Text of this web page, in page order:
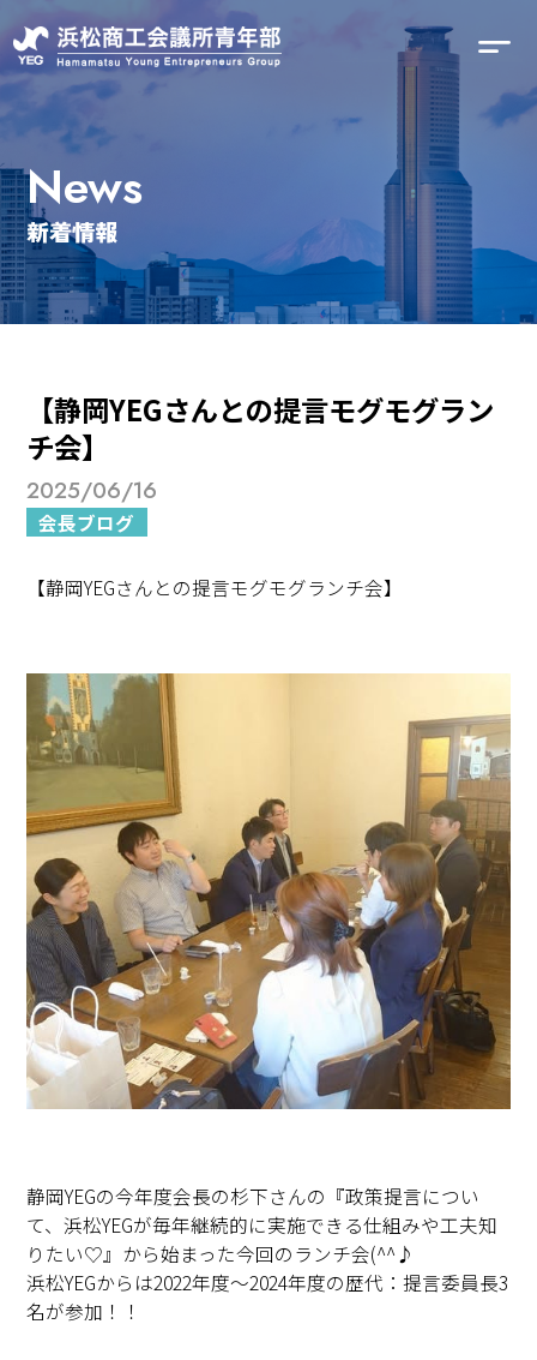
News
新着情報
【静岡YEGさんとの提言モグモグラン
チ会】
2025/06/16
会長ブログ
【静岡YEGさんとの提言モグモグランチ会】
静岡YEGの今年度会長の杉下さんの『政策提言につい
て、浜松YEGが毎年継続的に実施できる仕組みや工夫知
りたい♡』から始まった今回のランチ会(^^♪
浜松YEGからは2022年度～2024年度の歴代：提言委員長3
名が参加！！